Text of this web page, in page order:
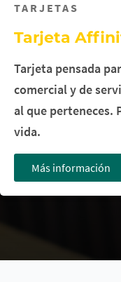
TARJETAS
Tarjeta
Tarjeta pensada
comercial y de
al que perteneces.
vida.
Más información